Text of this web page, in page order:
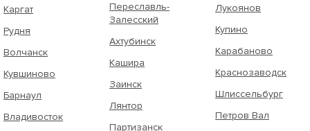
Каргат
Рудня
Волчанск
Кувшиново
Барнаул
Владивосток
Переславль-
Залесский
Ахтубинск
Кашира
Заинск
Лянтор
Партизанск
Лукоянов
Купино
Карабаново
Краснозаводск
Шлиссельбург
Петров Вал